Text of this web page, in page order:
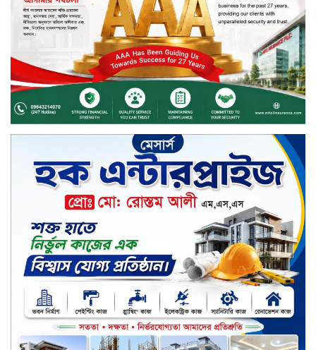
বিদায়ী সপ্তাহে লেনদেনের শীর্ষে শার্প
ইন্ডাস্ট্রিজ
চুয়াডাঙ্গায় বিএআরআই’র কৃষি গবেষণা
কেন্দ্র, মেহেরপুর এর আঞ্চলিক রিভিউ
কর্মশালা/২০২৫-২৬ অনুষ্ঠিত
মুসলিম নিকাহ রেজিস্ট্রার কল্যাণ
পরিষদের সম্মেলন অনুষ্ঠিত
দীর্ঘস্থায়ী ৭,৫০০ এমএএইচ ব্যাটারি
এবং শক্তিশালী গরিলা গ্লাস ৭আই সুরক্ষা
নিয়ে শাওমি উন্মোচন করল নতুন রেডমি
১৭
খালেদা জিয়ার গাড়ীতে হামলাকারী
রুবেলের গোত্রীয় সন্ত্রাসীদের গ্রেফতারের
দাবি